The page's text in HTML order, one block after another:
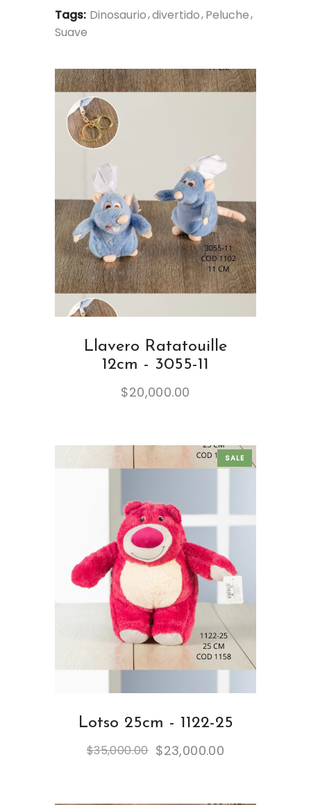
Tags: Dinosaurio divertido Peluche
Suave
Llavero Ratatouille
12cm - 3055-11
$20,000.00
SALE
Lotso 25cm - 1122-25
$35,000.00 $23,000.00